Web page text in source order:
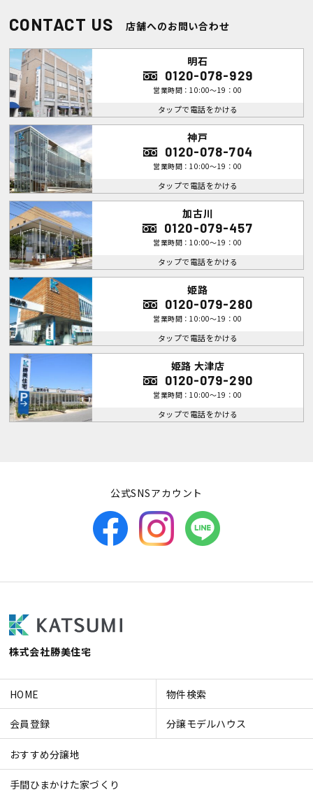
CONTACT US 店舗へのお問い合わせ
明石
0120-078-929
営業時間：10:00～19：00
タップで電話をかける
神戸
0120-078-704
営業時間：10:00～19：00
タップで電話をかける
加古川
0120-079-457
営業時間：10:00～19：00
タップで電話をかける
姫路
0120-079-280
営業時間：10:00～19：00
タップで電話をかける
姫路 大津店
0120-079-290
営業時間：10:00～19：00
タップで電話をかける
公式SNSアカウント
株式会社勝美住宅
HOME 物件検索
会員登録 分譲モデルハウス
おすすめ分譲地
手間ひまかけた家づくり